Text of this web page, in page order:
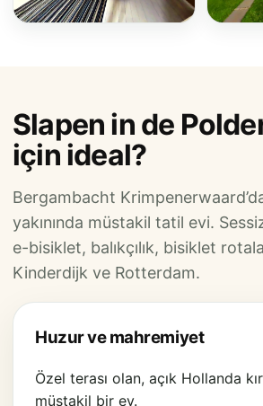
Slapen in de
için ideal?
Bergambacht
yakınında müstakil tatil evi.
e-bisiklet, balıkçılık, bisiklet
Kinderdijk ve Rotterdam.
Huzur ve mahremiyet
Özel terası olan, açık Hollanda
müstakil bir ev.